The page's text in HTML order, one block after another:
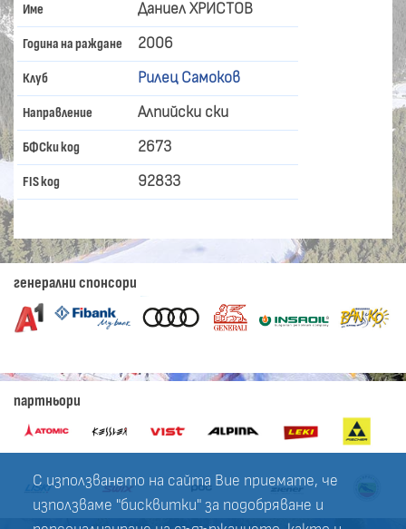
С използването на сайта Вие приемате, че
използваме "бисквитки" за подобряване и
Име Даниел ХРИСТОВ
Година на раждане 2006
Клуб Рилец Самоков
Направление Алпийски ски
БФСки код 2673
FIS код 92833
генерални спонсори
партньори